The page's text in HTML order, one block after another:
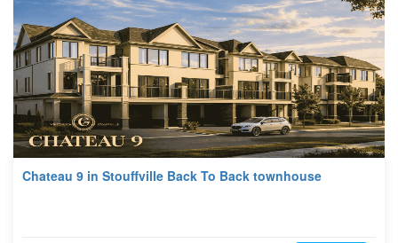
Chateau 9 in Stouffville Back To Back townhouse